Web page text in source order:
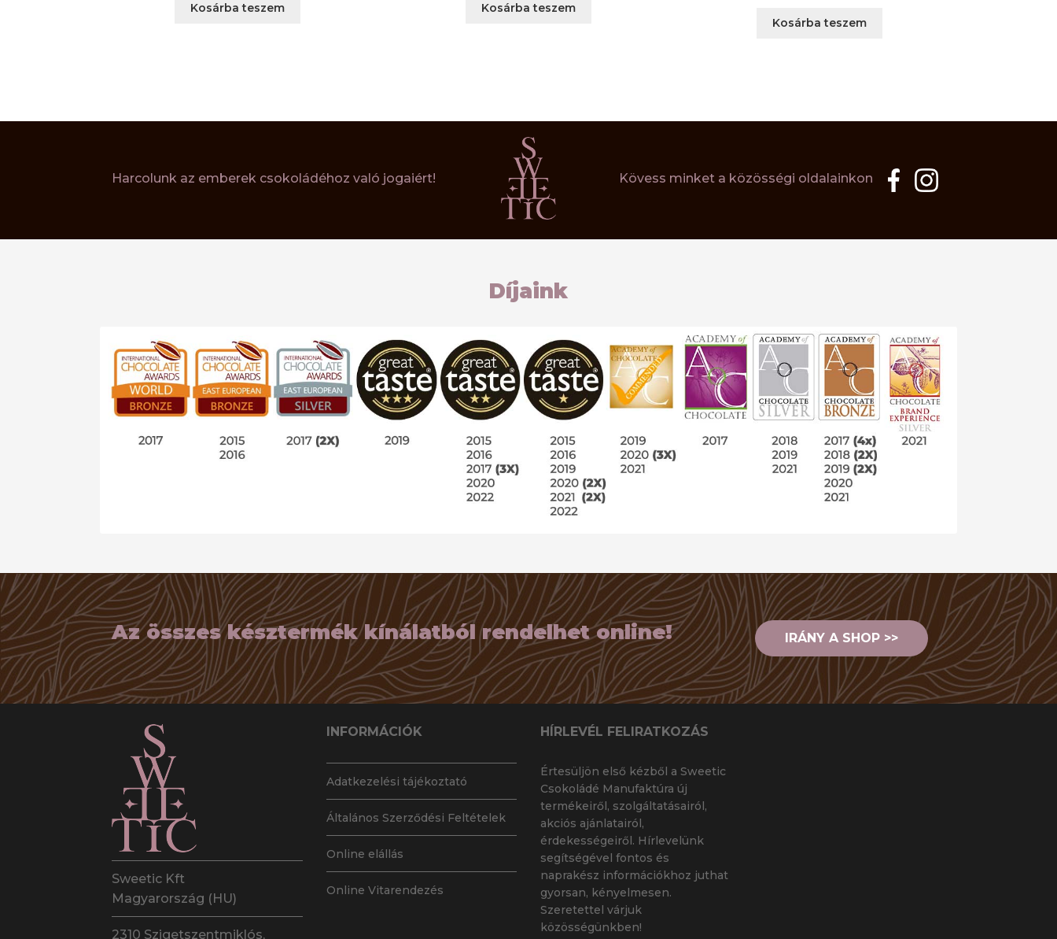
Kosárba teszem Kosárba teszem
Kosárba teszem
Harcolunk az emberek csokoládéhoz való jogaiért! Kövess minket a közösségi oldalainkon
Díjaink
Az összes késztermék kínálatból rendelhet online! IRÁNY A SHOP >>
Sweetic Kft
Magyarország (HU)
2310 Szigetszentmiklós,
INFORMÁCIÓK
Adatkezelési tájékoztató
Általános Szerződési Feltételek
Online elállás
Online Vitarendezés
HÍRLEVÉL FELIRATKOZÁS
Értesüljön első kézből a Sweetic
Csokoládé Manufaktúra új
termékeiről, szolgáltatásairól,
akciós ajánlatairól,
érdekességeiről. Hírlevelünk
segítségével fontos és
naprakész információkhoz juthat
gyorsan, kényelmesen.
Szeretettel várjuk
közösségünkben!